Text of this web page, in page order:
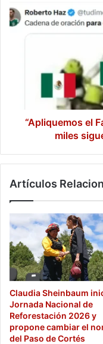
la
suerte
“Apliquemos
el
siguen“Apliquemos el
miles
Artículos
Claudia Sheinbaum
Jornada Nacional de
Reforestación 2026 y
propone cambiar el
del Paso de Cortés